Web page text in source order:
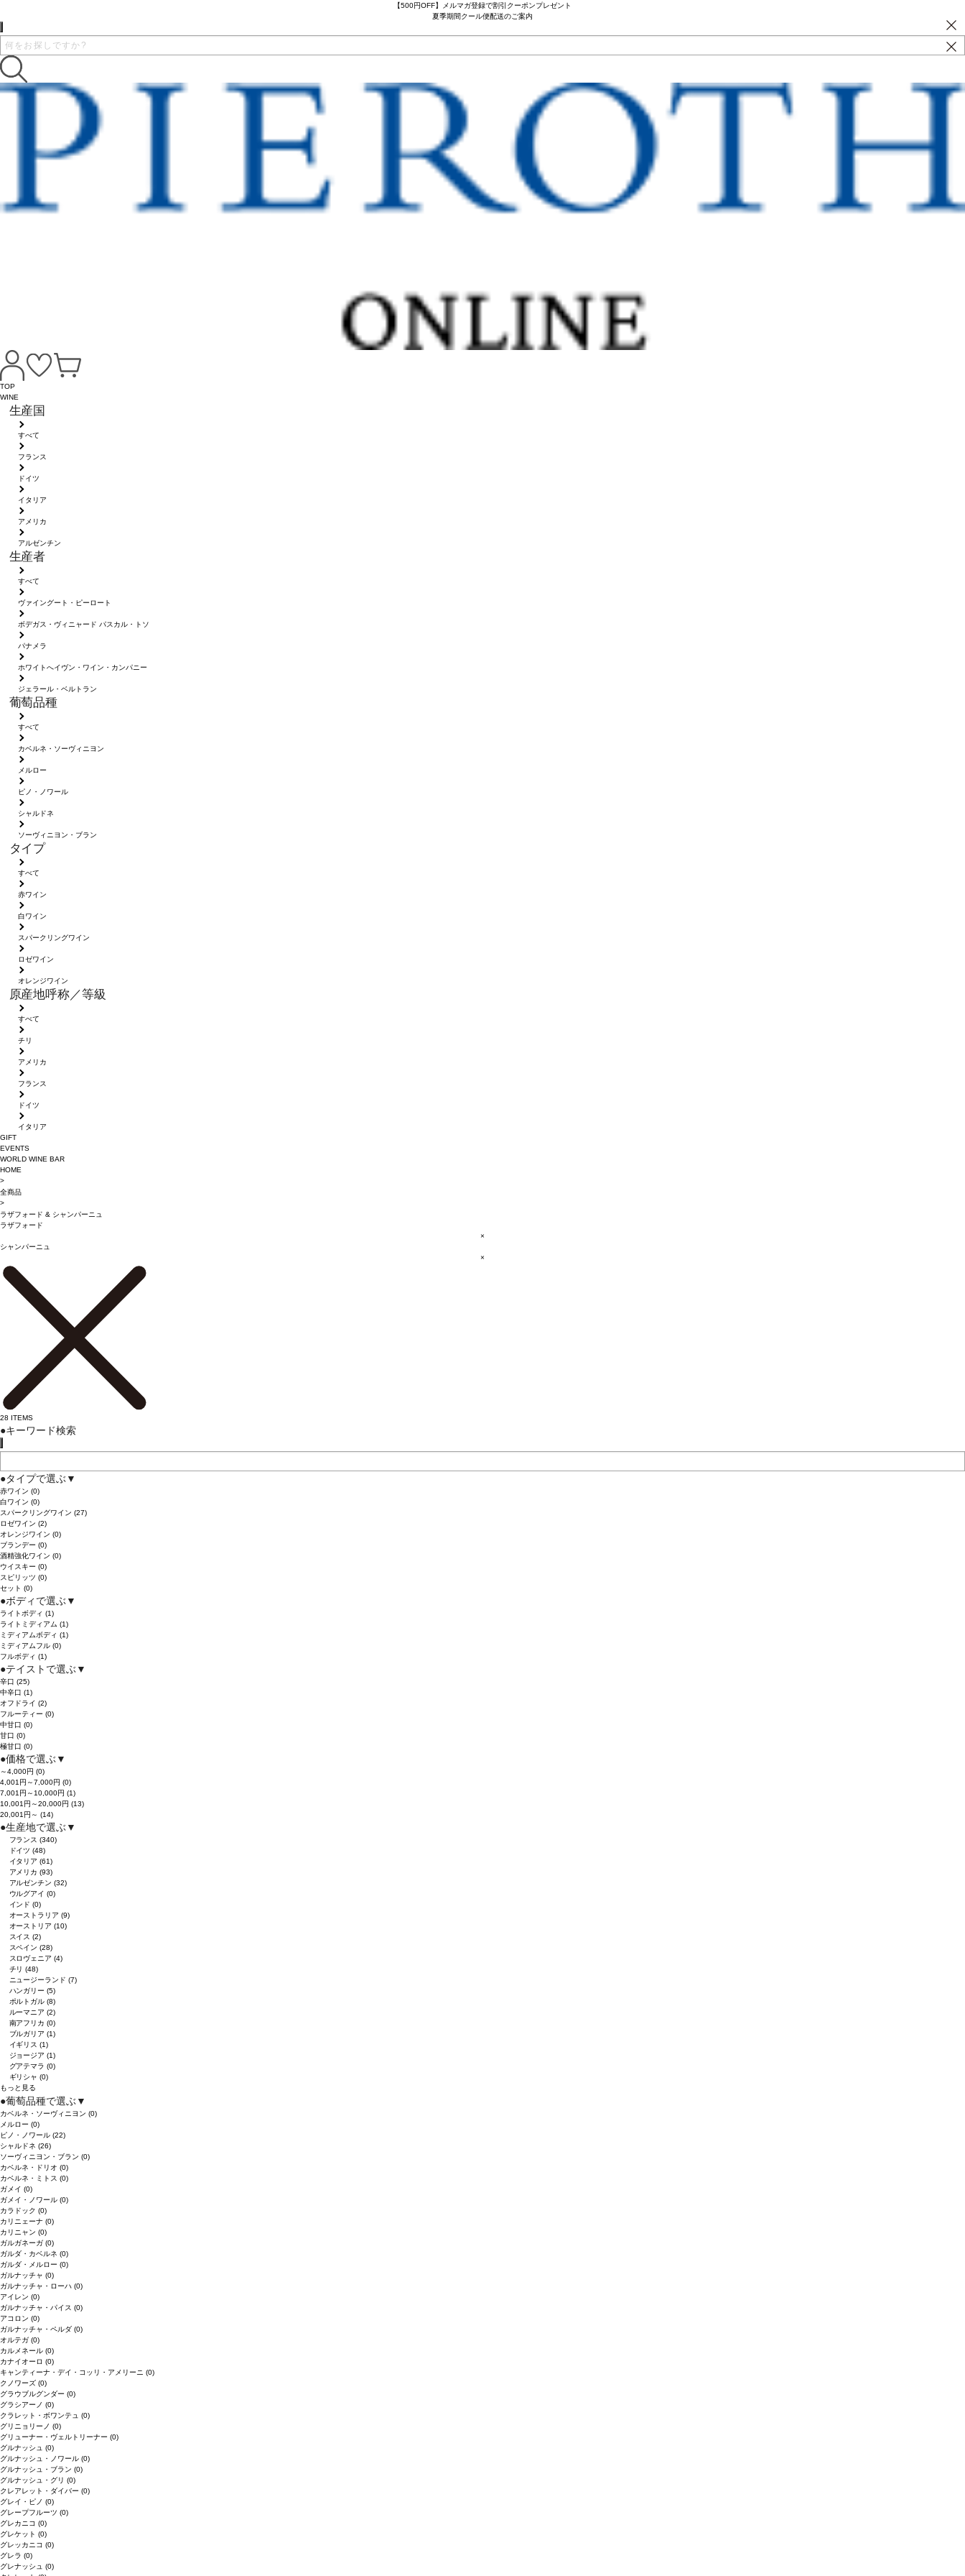
【500円OFF】メルマガ登録で割引クーポンプレゼント
夏季期間クール便配送のご案内
TOP
WINE
生産国
すべて
フランス
ドイツ
イタリア
アメリカ
アルゼンチン
生産者
すべて
ヴァイングート・ピーロート
ボデガス・ヴィニャード パスカル・トソ
パナメラ
ホワイトへイヴン・ワイン・カンパニー
ジェラール・ベルトラン
葡萄品種
すべて
カベルネ・ソーヴィニヨン
メルロー
ピノ・ノワール
シャルドネ
ソーヴィニヨン・ブラン
タイプ
すべて
赤ワイン
白ワイン
スパークリングワイン
ロゼワイン
オレンジワイン
原産地呼称／等級
すべて
チリ
アメリカ
フランス
ドイツ
イタリア
GIFT
EVENTS
WORLD WINE BAR
HOME
>
全商品
>
ラザフォード & シャンパーニュ
ラザフォード
×
シャンパーニュ
×
28 ITEMS
●キーワード検索
●タイプで選ぶ ▼
赤ワイン (0)
白ワイン (0)
スパークリングワイン (27)
ロゼワイン (2)
オレンジワイン (0)
ブランデー (0)
酒精強化ワイン (0)
ウイスキー (0)
スピリッツ (0)
セット (0)
●ボディで選ぶ ▼
ライトボディ (1)
ライトミディアム (1)
ミディアムボディ (1)
ミディアムフル (0)
フルボディ (1)
●テイストで選ぶ ▼
辛口 (25)
中辛口 (1)
オフドライ (2)
フルーティー (0)
中甘口 (0)
甘口 (0)
極甘口 (0)
●価格で選ぶ ▼
～4,000円 (0)
4,001円～7,000円 (0)
7,001円～10,000円 (1)
10,001円～20,000円 (13)
20,001円～ (14)
●生産地で選ぶ ▼
フランス(340)
ドイツ(48)
イタリア(61)
アメリカ(93)
アルゼンチン(32)
ウルグアイ(0)
インド(0)
オーストラリア(9)
オーストリア(10)
スイス(2)
スペイン(28)
スロヴェニア(4)
チリ(48)
ニュージーランド(7)
ハンガリー(5)
ポルトガル(8)
ルーマニア(2)
南アフリカ(0)
ブルガリア(1)
イギリス(1)
ジョージア(1)
グアテマラ(0)
ギリシャ(0)
もっと見る
●葡萄品種で選ぶ ▼
カベルネ・ソーヴィニヨン (0)
メルロー (0)
ピノ・ノワール (22)
シャルドネ (26)
ソーヴィニヨン・ブラン (0)
カベルネ・ドリオ (0)
カベルネ・ミトス (0)
ガメイ (0)
ガメイ・ノワール (0)
カラドック (0)
カリニェーナ (0)
カリニャン (0)
ガルガネーガ (0)
ガルダ・カベルネ (0)
ガルダ・メルロー (0)
ガルナッチャ (0)
ガルナッチャ・ローハ (0)
アイレン (0)
ガルナッチャ・パイス (0)
アコロン (0)
ガルナッチャ・ペルダ (0)
オルテガ (0)
カルメネール (0)
カナイオーロ (0)
キャンティーナ・デイ・コッリ・アメリーニ (0)
クノワーズ (0)
グラウブルグンダー (0)
グラシアーノ (0)
クラレット・ボワンテュ (0)
グリニョリーノ (0)
グリューナー・ヴェルトリーナー (0)
グルナッシュ (0)
グルナッシュ・ノワール (0)
グルナッシュ・ブラン (0)
グルナッシュ・グリ (0)
クレアレット・ダイバー (0)
グレイ・ピノ (0)
グレープフルーツ (0)
グレカニコ (0)
グレケット (0)
グレッカニコ (0)
グレラ (0)
グレナッシュ (0)